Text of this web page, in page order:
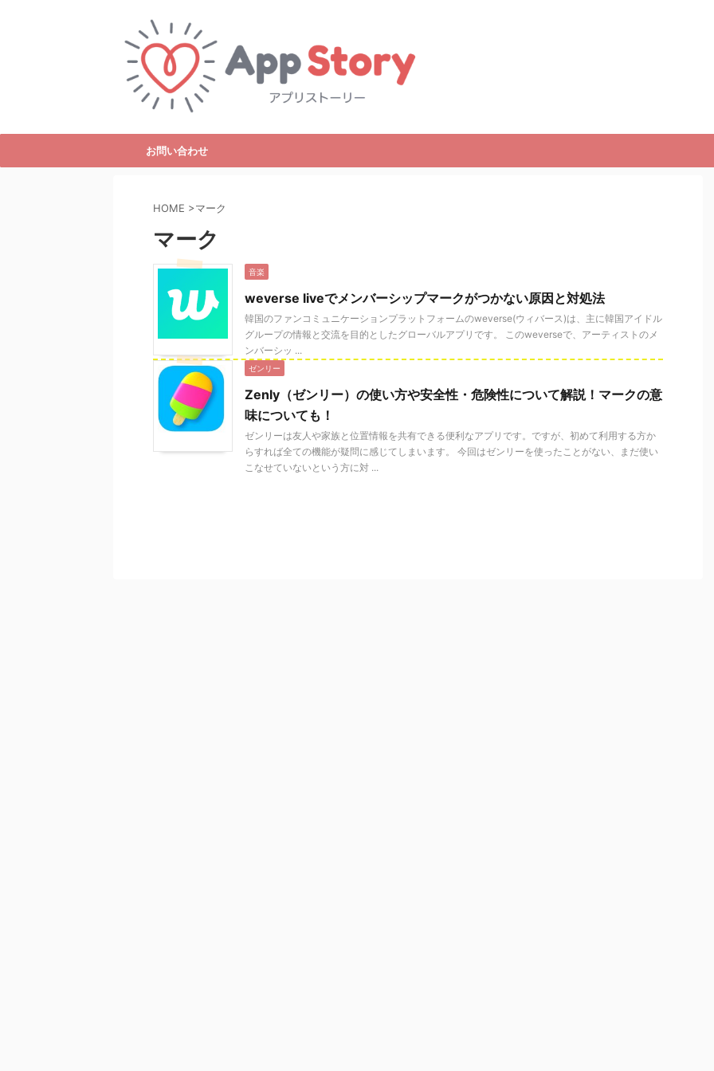
お問い合わせ
HOME >マーク
マーク
音楽
weverse liveでメンバーシップマークがつかない原因と対処法
韓国のファンコミュニケーションプラットフォームのweverse(ウィバース)は、主に韓国アイドル
グループの情報と交流を目的としたグローバルアプリです。 このweverseで、アーティストのメ
ンバーシッ ...
ゼンリー
Zenly（ゼンリー）の使い方や安全性・危険性について解説！マークの意
味についても！
ゼンリーは友人や家族と位置情報を共有できる便利なアプリです。ですが、初めて利用する方か
らすれば全ての機能が疑問に感じてしまいます。 今回はゼンリーを使ったことがない、まだ使い
こなせていないという方に対 ...